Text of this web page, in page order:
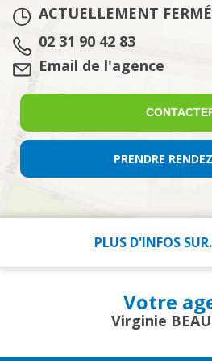
ACTUELLEMENT
Tél. :
02 31 90 42 83
Email :
Email de l'agence
PRENDRE
PLUS D'INFOS
Votre
Virginie